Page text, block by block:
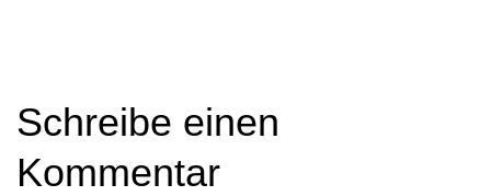
Schreibe einen
Kommentar